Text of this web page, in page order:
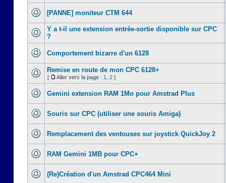
[PANNE] moniteur CTM 644
Y a t-il une extension entrée-sortie disponible sur CPC
?
Comportement bizarre d'un 6128
Remise en route de mon CPC 6128+
[ Aller vers la page : 1 2 ]
Gemini extension RAM 1Mo pour Amstrad Plus
Souris sur CPC (utiliser une souris Amiga)
Remplacement des ventouses sur joystick QuickJoy 2
RAM Gemini 1MB pour CPC+
(Re)Création d'un Amstrad CPC464 Mini